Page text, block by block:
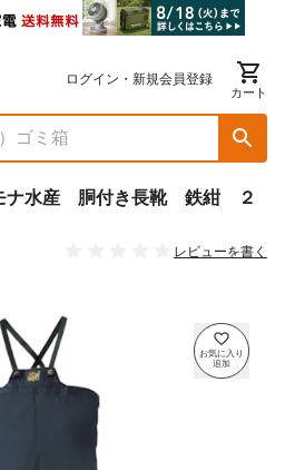
ログイン・新規会員登録
カート
ナ水産 胴付き長靴 鉄紺 ２
レビューを書く